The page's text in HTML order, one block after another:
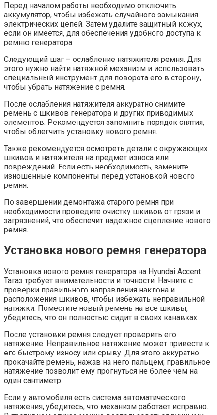
Перед началом работы необходимо отключить
аккумулятор, чтобы избежать случайного замыкания
электрических цепей. Затем удалите защитный кожух,
если он имеется, для обеспечения удобного доступа к
ремню генератора.
Следующий шаг – ослабление натяжителя ремня. Для
этого нужно найти натяжной механизм и использовать
специальный инструмент для поворота его в сторону,
чтобы убрать натяжение с ремня.
После ослабления натяжителя аккуратно снимите
ремень с шкивов генератора и других приводимых
элементов. Рекомендуется запомнить порядок снятия,
чтобы облегчить установку нового ремня.
Также рекомендуется осмотреть детали с окружающих
шкивов и натяжителя на предмет износа или
повреждений. Если есть необходимость, замените
изношенные компоненты перед установкой нового
ремня.
По завершении демонтажа старого ремня при
необходимости проведите очистку шкивов от грязи и
загрязнений, что обеспечит надежное сцепление нового
ремня.
Установка нового ремня генератора
Установка нового ремня генератора на Hyundai Accent
Тагаз требует внимательности и точности. Начните с
проверки правильного направления наклона и
расположения шкивов, чтобы избежать неправильной
натяжки. Поместите новый ремень на все шкивы,
убедитесь, что он полностью сидит в своих канавках.
После установки ремня следует проверить его
натяжение. Неправильное натяжение может привести к
его быстрому износу или срыву. Для этого аккуратно
прокачайте ремень, нажав на него пальцем; правильное
натяжение позволит ему прогнуться не более чем на
один сантиметр.
Если у автомобиля есть система автоматического
натяжения, убедитесь, что механизм работает исправно.